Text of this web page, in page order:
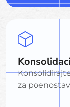
za